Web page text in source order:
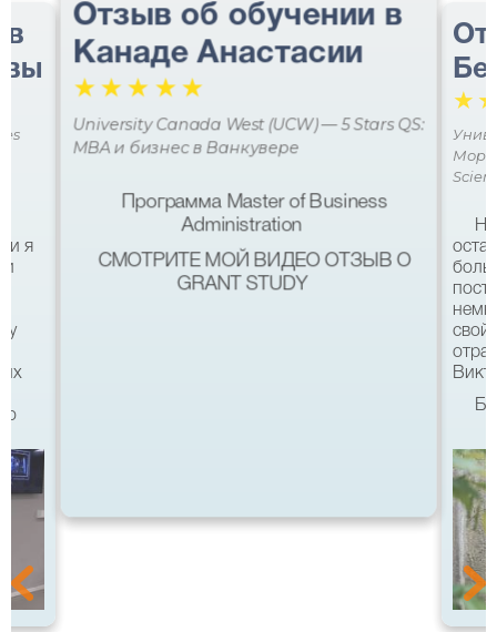
в
я
и
в
Отзыв об обучении в
Канаде Анастасии
☆☆☆ ☆☆
University Canada West (UCW) — 5 Stars QS:
MBA и бизнес в Ванкувере
Программа Master of Business
Administration
СМОТРИТЕ МОЙ ВИДЕО ОТЗЫВ О
GRANT STUDY
☆
Мора
свой
Все
Мура